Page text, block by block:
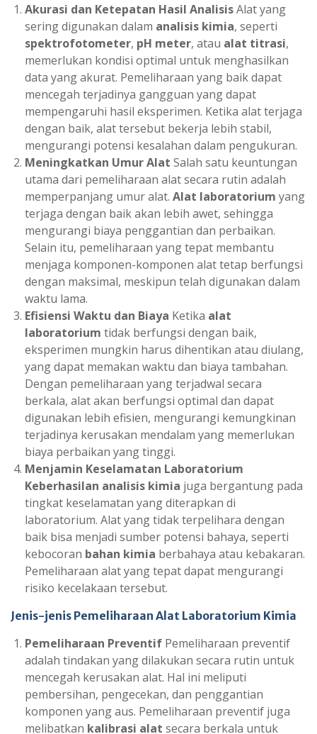
Akurasi dan Ketepatan Hasil AnalisisAlat yang
sering digunakan dalam analisis kimia, seperti
spektrofotometer, pH meter, atau alat titrasi,
memerlukan kondisi optimal untuk menghasilkan
data yang akurat. Pemeliharaan yang baik dapat
mencegah terjadinya gangguan yang dapat
mempengaruhi hasil eksperimen. Ketika alat terjaga
dengan baik, alat tersebut bekerja lebih stabil,
mengurangi potensi kesalahan dalam pengukuran.
Meningkatkan Umur Alat Salah satu keuntungan
utama dari pemeliharaan alat secara rutin adalah
memperpanjang umur alat. Alat laboratorium yang
terjaga dengan baik akan lebih awet, sehingga
mengurangi biaya penggantian dan perbaikan.
Selain itu, pemeliharaan yang tepat membantu
menjaga komponen-komponen alat tetap berfungsi
dengan maksimal, meskipun telah digunakan dalam
waktu lama.
Efisiensi Waktu dan Biaya Ketika alat
laboratorium tidak berfungsi dengan baik,
eksperimen mungkin harus dihentikan atau diulang,
yang dapat memakan waktu dan biaya tambahan.
Dengan pemeliharaan yang terjadwal secara
berkala, alat akan berfungsi optimal dan dapat
digunakan lebih efisien, mengurangi kemungkinan
terjadinya kerusakan mendalam yang memerlukan
biaya perbaikan yang tinggi.
Menjamin Keselamatan Laboratorium
Keberhasilan analisis kimia juga bergantung pada
tingkat keselamatan yang diterapkan di
laboratorium. Alat yang tidak terpelihara dengan
baik bisa menjadi sumber potensi bahaya, seperti
kebocoran bahan kimia berbahaya atau kebakaran.
Pemeliharaan alat yang tepat dapat mengurangi
risiko kecelakaan tersebut.
Jenis-jenis Pemeliharaan Alat Laboratorium Kimia
Pemeliharaan Preventif Pemeliharaan preventif
adalah tindakan yang dilakukan secara rutin untuk
mencegah kerusakan alat. Hal ini meliputi
pembersihan, pengecekan, dan penggantian
komponen yang aus. Pemeliharaan preventif juga
melibatkan kalibrasi alat secara berkala untuk